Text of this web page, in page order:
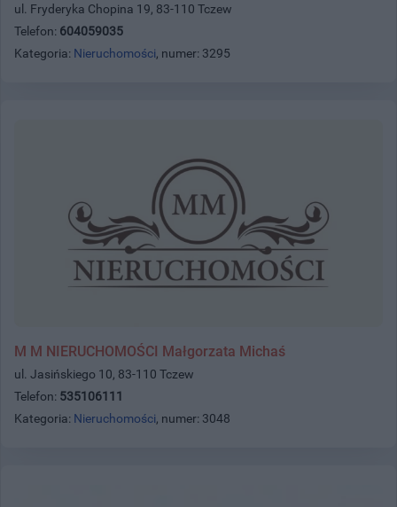
ul. Fryderyka Chopina 19, 83-110 Tczew
Telefon: 604059035
Kategoria: Nieruchomości, numer: 3295
M M NIERUCHOMOŚCI Małgorzata Michaś
ul. Jasińskiego 10, 83-110 Tczew
Telefon: 535106111
Kategoria: Nieruchomości, numer: 3048